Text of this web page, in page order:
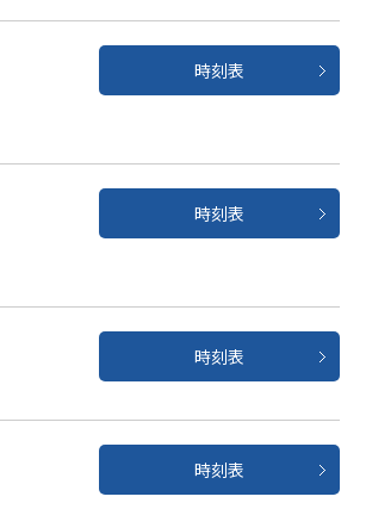
時刻表
時刻表
時刻表
時刻表